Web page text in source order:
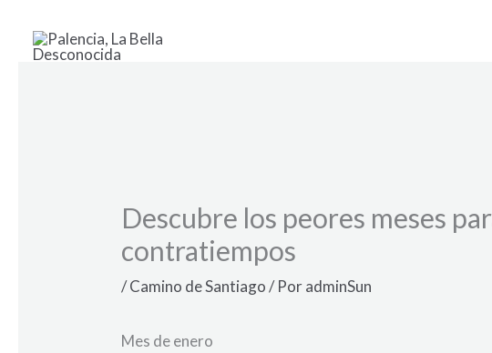
contenido
Descubre los peores meses
contratiempos
/Camino de Santiago/ PoradminSun
Mes de enero